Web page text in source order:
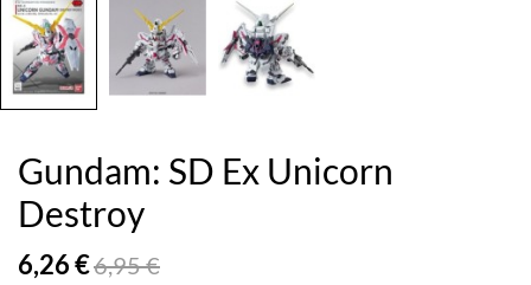
Gundam: SD Ex Unicorn
Destroy
6,26 €6,95 €